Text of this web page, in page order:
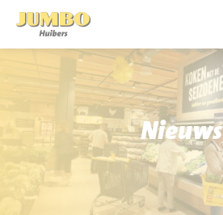
Winkels
P.W.A. Park
Bruïneplein
Nieuws
Acties
Nieuws